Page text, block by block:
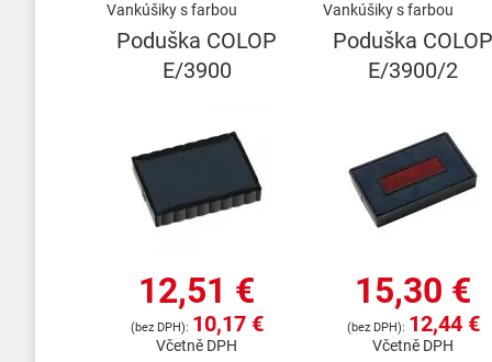
Vankúšiky s farbou
Poduška COLOP
E/3900
12,51 €
10,17 €
Včetně DPH
Vankúšiky s farbou
Poduška COLOP
E/3900/2
15,30 €
12,44 €
Včetně DPH